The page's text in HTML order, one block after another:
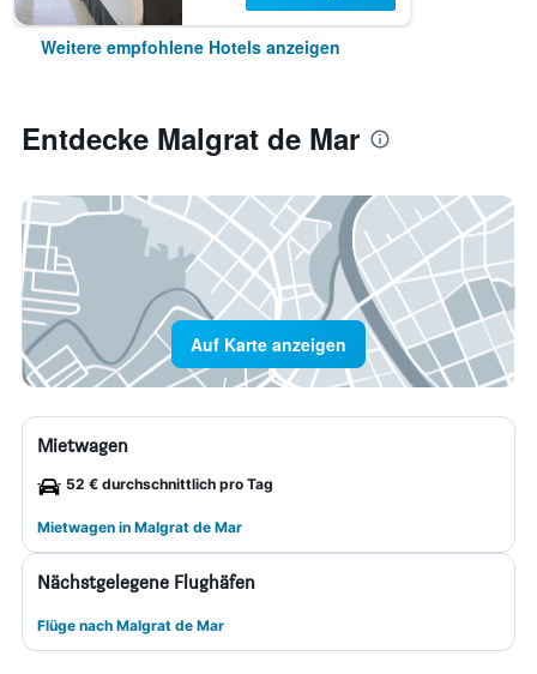
Weitere empfohlene Hotels anzeigen
Entdecke Malgrat de Mar
Auf Karte anzeigen
Mietwagen
52 € durchschnittlich pro Tag
Mietwagen in Malgrat de Mar
Nächstgelegene Flughäfen
Flüge nach Malgrat de Mar